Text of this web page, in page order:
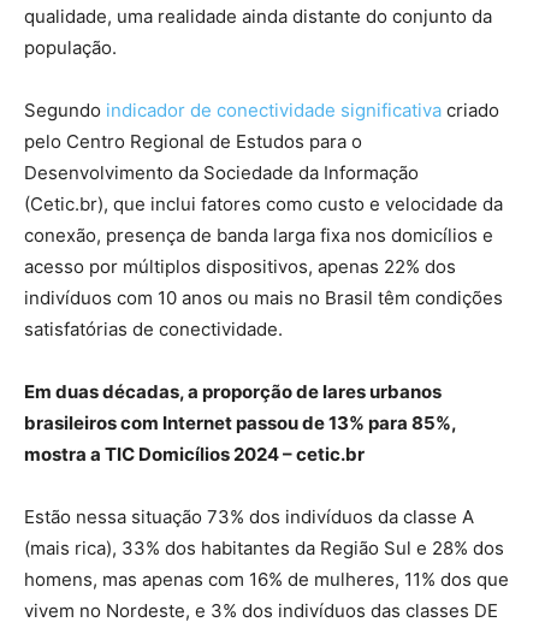
qualidade, uma realidade ainda distante do conjunto da
população.
Segundo indicador de conectividade significativa criado
pelo Centro Regional de Estudos para o
Desenvolvimento da Sociedade da Informação
(Cetic.br), que inclui fatores como custo e velocidade da
conexão, presença de banda larga fixa nos domicílios e
acesso por múltiplos dispositivos, apenas 22% dos
indivíduos com 10 anos ou mais no Brasil têm condições
satisfatórias de conectividade.
Em duas décadas, a proporção de lares urbanos
brasileiros com Internet passou de 13% para 85%,
mostra a TIC Domicílios 2024 – cetic.br
Estão nessa situação 73% dos indivíduos da classe A
(mais rica), 33% dos habitantes da Região Sul e 28% dos
homens, mas apenas com 16% de mulheres, 11% dos que
vivem no Nordeste, e 3% dos indivíduos das classes DE